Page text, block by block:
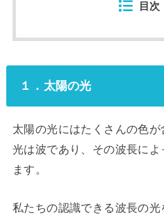
目次
１．太陽の光
太陽の光にはたくさんの色が
光は波であり、その波長に
ます。
私たちの認識できる波長の